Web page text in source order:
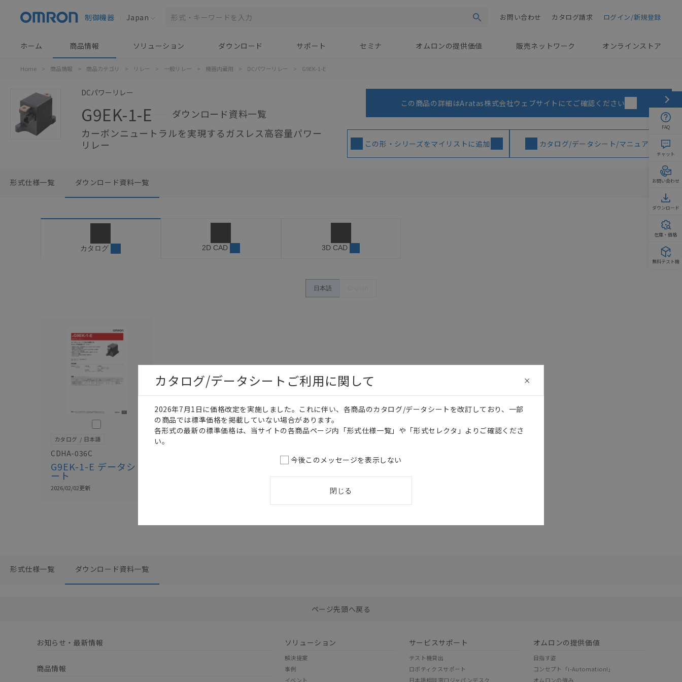
制御機器 Japan 検索 ログイン/新規登録
カタログ請求
お問い合わせ
ホーム 商品情報 ソリューション ダウンロード サポート セミナ オムロンの提供価値 販売ネットワーク オンラインストア
Home > 商品情報 > 商品カテゴリ > リレー > 一般リレー > 機器内蔵用 > DCパワーリレー > G9EK-1-E
DCパワーリレー
G9EK-1-E
ダウンロード資料一覧
カーボンニュートラルを実現するガスレス高容量パワー
リレー
この商品の詳細はAratas株式会社ウェブサイトにてご確認ください
この形・シリーズをマイリストに追加 カタログ/データシート/マニュアル
形式仕様一覧 ダウンロード資料一覧
カタログ 2D CAD 3D CAD
日本語
このカタログを選択
カタログ 日本語
CDHA-036C
G9EK-1-E データシ
ート
2026/02/02更新
形式仕様一覧 ダウンロード資料一覧
ページ先頭へ戻る
お知らせ・最新情報
商品情報
ソリューション
解決提案
事例
イベント
サービスサポート
テスト機貸出
ロボティクスサポート
日本語相談窓口ジャパンデスク
オムロンの提供価値
目指す姿
コンセプト「i-Automation!」
オムロンの強み
FAQ
チャット
お問い合わせ
ダウンロード
在庫・価格
無料テスト機
カタログ/データシートご利用に関して
2026年7月1日に価格改定を実施しました。これに伴い、各商品のカタログ/データシートを改訂しており、一部
の商品では標準価格を掲載していない場合があります。
各形式の最新の標準価格は、当サイトの各商品ページ内「形式仕様一覧」や「形式セレクタ」よりご確認くださ
い。
今後このメッセージを表示しない
閉じる